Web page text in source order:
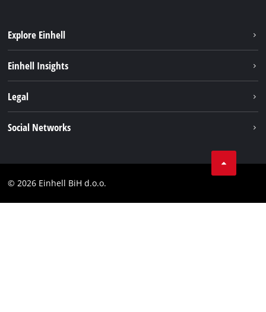
Explore Einhell
Usluge
Einhell Insights
Einhell globalno
Legal
Compliance
Social Networks
YouТube
© 2026 Einhell BiH d.o.o.